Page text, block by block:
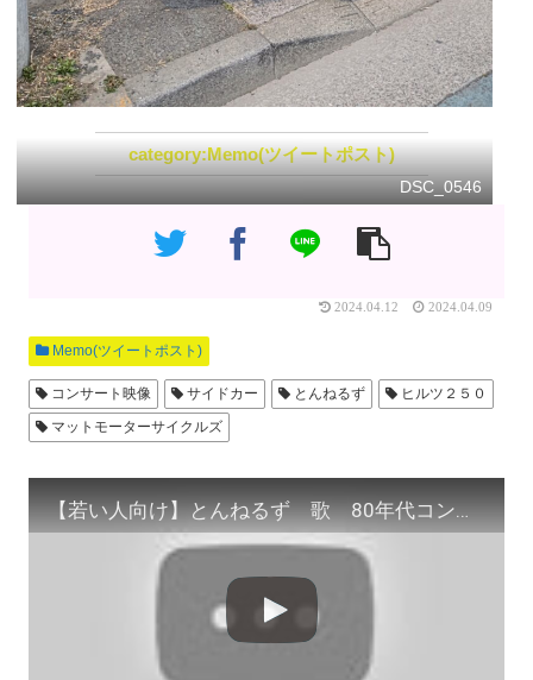
Memo(ツイートポスト)
DSC_0546
2024.04.12 2024.04.09
Memo(ツイートポスト)
コンサート映像 サイドカー とんねるず
ヒルツ２５０
マットモーターサイクルズ
【若い人向け】とんねるず 歌 80年代コンサート 2本